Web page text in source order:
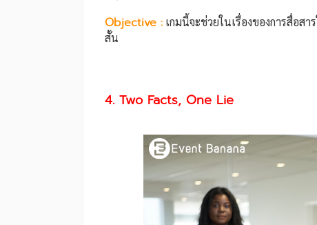
Objective : เกมนี้จะช่วยในเรื่องของการสื่อส
สั้น
4. Two Facts, One Lie